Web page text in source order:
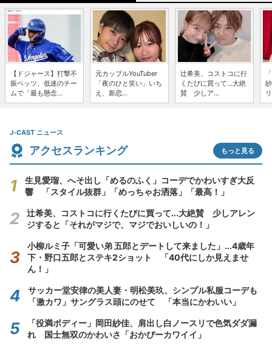
【ドジャース】打撃不
振ベッツ、低迷のチー
ムで「最も懸念...
元カップルYouTuber
「夜のひと笑い」いち
え、新恋...
辻希美、コストコに行
くたびに買って...大絶
賛 少しア...
J-CAST ニュース
アクセスランキング もっと見る
生見愛瑠、へそ出し「めるのふく」コーデでかわいすぎ大反
響 「スタイル抜群」「めっちゃお洒落」「最高！」
辻希美、コストコに行くたびに買って...大絶賛 少しアレン
ジすると「それがマジで、マジでおいしいの！」
小柳ルミ子「可愛い弟 五郎とデートして来ました」...4歳年
下・野口五郎とステキ2ショット 「40代にしか見えませ
ん！」
サッカー堂安律の美人妻・明松美玖、シンプル私服コーデも
「激カワ」サングラス頭にのせて 「本当にかわいい」
「役満ボディー」岡田紗佳、肩出し白ノースリで色気ダダ漏
れ 国士無双のかわいさ「おかぴーカワイイ」